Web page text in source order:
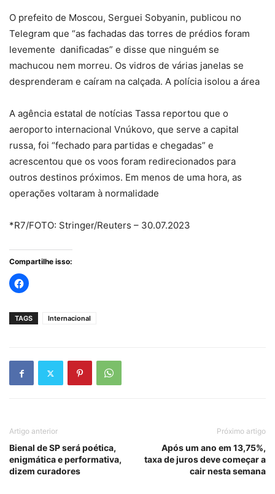
O prefeito de Moscou, Serguei Sobyanin, publicou no
Telegram que “as fachadas das torres de prédios foram
levemente danificadas” e disse que ninguém se
machucou nem morreu. Os vidros de várias janelas se
desprenderam e caíram na calçada. A polícia isolou a área
A agência estatal de notícias Tassa reportou que o
aeroporto internacional Vnúkovo, que serve a capital
russa, foi “fechado para partidas e chegadas” e
acrescentou que os voos foram redirecionados para
outros destinos próximos. Em menos de uma hora, as
operações voltaram à normalidade
*R7/FOTO: Stringer/Reuters – 30.07.2023
Compartilhe isso:
TAGS Internacional
Artigo anterior
Bienal de SP será poética,
enigmática e performativa,
dizem curadores
Próximo artigo
Após um ano em 13,75%,
taxa de juros deve começar a
cair nesta semana